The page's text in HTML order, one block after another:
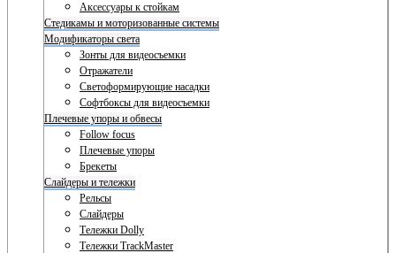
Аксессуары к стойкам
Стедикамы и моторизованные системы
Модификаторы света
Зонты для видеосъемки
Отражатели
Светоформирующие насадки
Софтбоксы для видеосъемки
Плечевые упоры и обвесы
Follow focus
Плечевые упоры
Брекеты
Слайдеры и тележки
Рельсы
Слайдеры
Тележки Dolly
Тележки TrackMaster